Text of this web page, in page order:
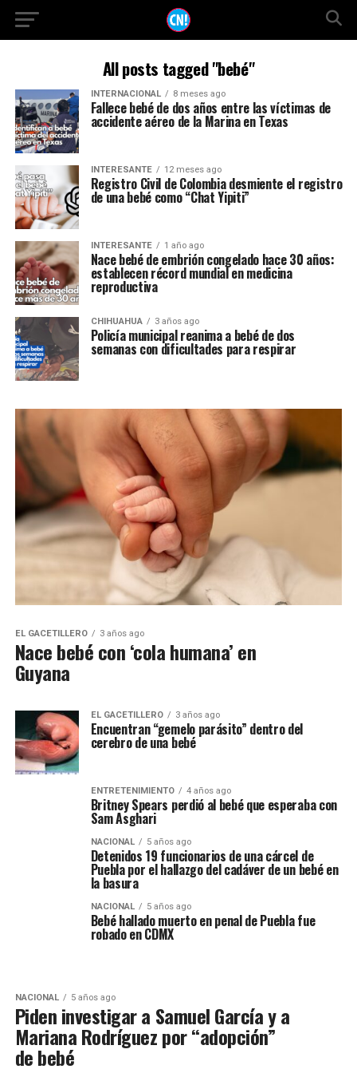
All posts tagged "bebé"
INTERNACIONAL 8 meses ago
Fallece bebé de dos años entre las víctimas de
accidente aéreo de la Marina en Texas
INTERESANTE 12 meses ago
Registro Civil de Colombia desmiente el registro
de una bebé como “Chat Yipiti”
INTERESANTE 1 año ago
Nace bebé de embrión congelado hace 30 años:
establecen récord mundial en medicina
reproductiva
CHIHUAHUA 3 años ago
Policía municipal reanima a bebé de dos
semanas con dificultades para respirar
EL GACETILLERO 3 años ago
Nace bebé con ‘cola humana’ en
Guyana
EL GACETILLERO 3 años ago
Encuentran “gemelo parásito” dentro del
cerebro de una bebé
ENTRETENIMIENTO 4 años ago
Britney Spears perdió al bebé que esperaba con
Sam Asghari
NACIONAL 5 años ago
Detenidos 19 funcionarios de una cárcel de
Puebla por el hallazgo del cadáver de un bebé en
la basura
NACIONAL 5 años ago
Bebé hallado muerto en penal de Puebla fue
robado en CDMX
NACIONAL 5 años ago
Piden investigar a Samuel García y a
Mariana Rodríguez por “adopción”
de bebé